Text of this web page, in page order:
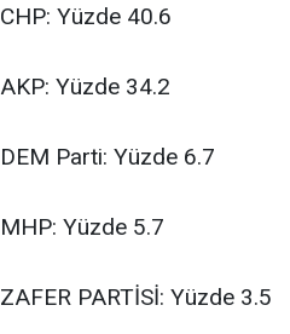
CHP: Yüzde 40.6
AKP: Yüzde 34.2
DEM Parti: Yüzde 6.7
MHP: Yüzde 5.7
ZAFER PARTİSİ: Yüzde 3.5